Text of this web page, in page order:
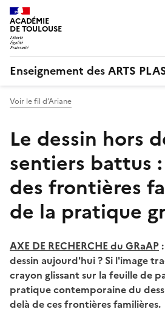
ACADÉMIE
DE TOULOUSE
Enseignement des ARTS
Voir le fil d’Ariane
Le dessin hors
sentiers battus
des frontières
de la pratique
AXE DE RECHERCHE du GRaAP
dessin aujourd'hui ? Si l'image
crayon glissant sur la feuille de
pratique contemporaine du
delà de ces frontières familières.